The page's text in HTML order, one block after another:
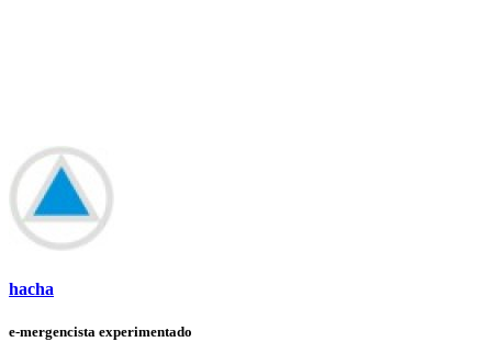
hacha
e-mergencista experimentado